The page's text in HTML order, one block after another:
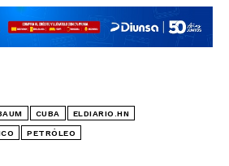
CUBA ELDIARIO.HN
PETRÓLEO